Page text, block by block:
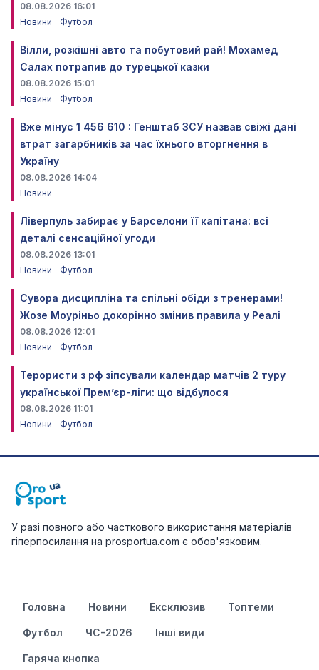
08.08.2026 16:01
Новини
Футбол
Вілли, розкішні авто та побутовий рай! Мохамед
Салах потрапив до турецької казки
08.08.2026 15:01
Новини
Футбол
Вже мінус 1 456 610 : Генштаб ЗСУ назвав свіжі дані
втрат загарбників за час їхнього вторгнення в
Україну
08.08.2026 14:04
Новини
Ліверпуль забирає у Барселони її капітана: всі
деталі сенсаційної угоди
08.08.2026 13:01
Новини
Футбол
Сувора дисципліна та спільні обіди з тренерами!
Жозе Моуріньо докорінно змінив правила у Реалі
08.08.2026 12:01
Новини
Футбол
Терористи з рф зіпсували календар матчів 2 туру
української Прем’єр-ліги: що відбулося
08.08.2026 11:01
Новини
Футбол
У разі повного або часткового використання матеріалів
гіперпосилання на prosportua.com є обов'язковим.
Головна Новини Ексклюзив Топтеми
Футбол ЧС-2026 Інші види
Гаряча кнопка